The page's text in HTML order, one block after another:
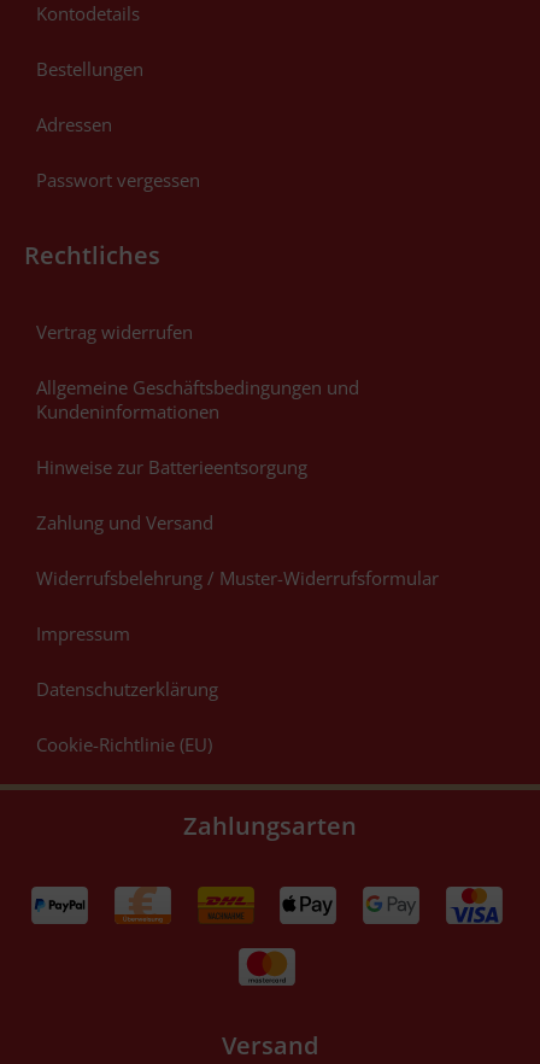
Kontodetails
Bestellungen
Adressen
Passwort vergessen
Rechtliches
Vertrag widerrufen
Allgemeine Geschäftsbedingungen und
Kundeninformationen
Hinweise zur Batterieentsorgung
Zahlung und Versand
Widerrufsbelehrung / Muster-Widerrufsformular
Impressum
Datenschutzerklärung
Cookie-Richtlinie (EU)
Zahlungsarten
Versand